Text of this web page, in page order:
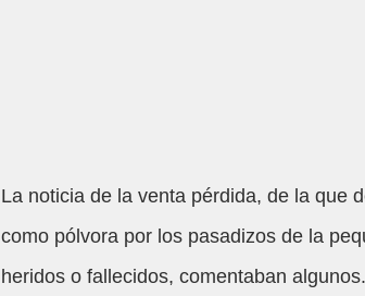
La noticia de la venta pérdida, de la que
como pólvora por los pasadizos de la
heridos o fallecidos, comentaban